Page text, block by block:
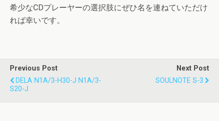
希少なCDプレーヤーの選択肢にぜひ名を連ねていただけ
れば幸いです。
Previous Post
DELA N1A/3-H30-J N1A/3-
S20-J
Next Post
SOULNOTE S-3